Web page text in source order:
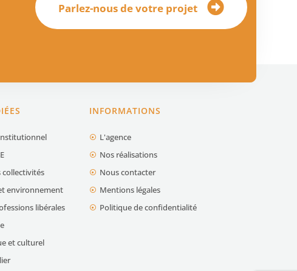
Parlez-nous de votre projet
collectivités
environnement
libérales
et culturel
INFORMATIONS
L'agence
Nos réalisations
Nous contacter
Mentions légales
Politique de confidentialité